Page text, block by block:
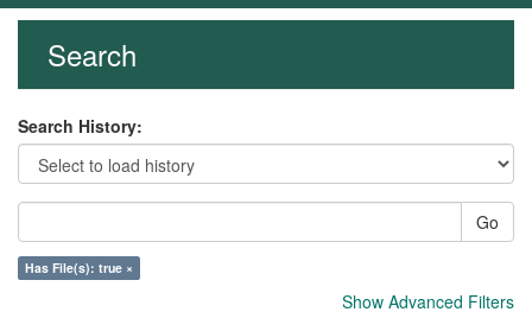
Search
Search History:
Go
Has File(s): true ×
Show Advanced Filters